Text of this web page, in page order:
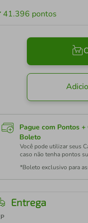
41.396 pontos
Pague com Pontos
Boleto
Você pode utilizar seus
caso não tenha pontos
*Boleto exclusivo para
Entrega